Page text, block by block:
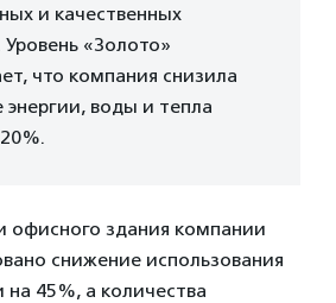
и качественных
Уровень «Золото»
что компания снизила
энергии, воды и тепла
офисного здания компании
снижение использования
на 45%, а количества